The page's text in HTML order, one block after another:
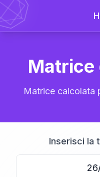
Matrice
Matrice calcolata
Inserisci la